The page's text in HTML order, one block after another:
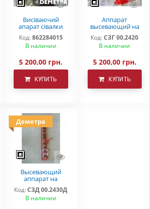
Висіваючий
апарат сівалки
зернової СЗ
3,6(5,4)
Код:862284015
В наличии
5 200,00 грн.
КУПИТЬ
Аппарат
высевающий на
СЗ 3,6 СЗ 5,4 СЗП
СЗТ
Код:СЗГ 00.2420
В наличии
5 200,00 грн.
КУПИТЬ
Деметра
Высевающий
аппарат на
зерновую сеялку
в сборе с дном СЗ
5,4(3,6) Деметра
Код: СЗД 00.2430Д
В наличии